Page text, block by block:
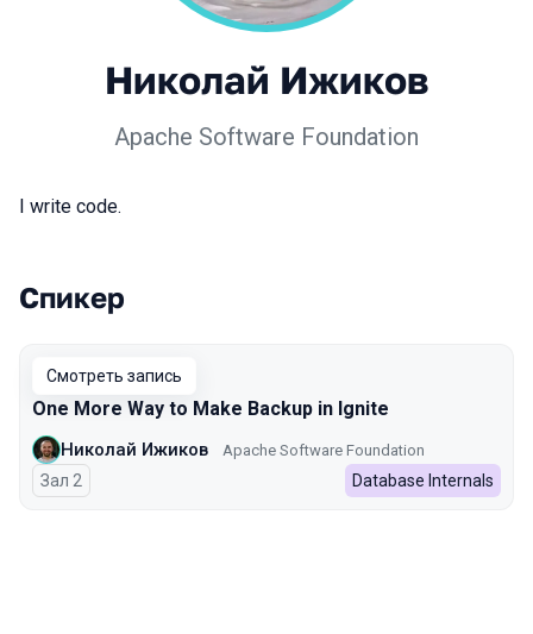
Николай Ижиков
Apache Software Foundation
I write code.
Выступления в сезоне 2024
Спикер
Смотреть запись
One More Way to Make Backup in Ignite
Николай Ижиков Apache Software Foundation
Зал 2 Database Internals